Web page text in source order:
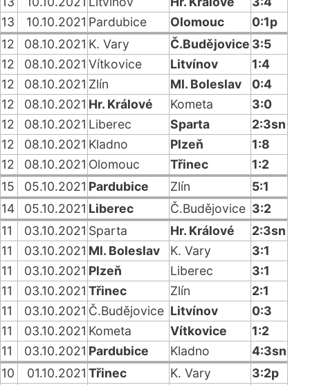
13
10.10.2021 Pardubice Olomouc
0:1p
12
08.10.2021 K. Vary Č.Budějovice 3:5
12
08.10.2021 Vítkovice Litvínov
1:4
12
08.10.2021 Zlín Ml. Boleslav
0:4
12
08.10.2021 Hr. Králové Kometa
3:0
12
08.10.2021 Liberec Sparta
2:3sn
12
08.10.2021 Kladno Plzeň
1:8
12
08.10.2021 Olomouc Třinec
1:2
15
05.10.2021 Pardubice Zlín
5:1
14
05.10.2021 Liberec Č.Budějovice 3:2
11
03.10.2021 Sparta Hr. Králové
2:3sn
11
03.10.2021 Ml. Boleslav K. Vary
3:1
11
03.10.2021 Plzeň Liberec
3:1
11
03.10.2021 Třinec Zlín
2:1
11
03.10.2021 Č.Budějovice Litvínov
0:3
11
03.10.2021 Kometa Vítkovice
1:2
11
03.10.2021 Pardubice Kladno
4:3sn
10
01.10.2021 Třinec K. Vary
3:2p